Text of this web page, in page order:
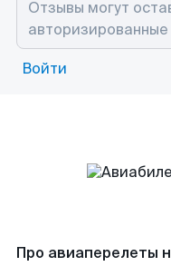
Войти
Про авиаперелеты